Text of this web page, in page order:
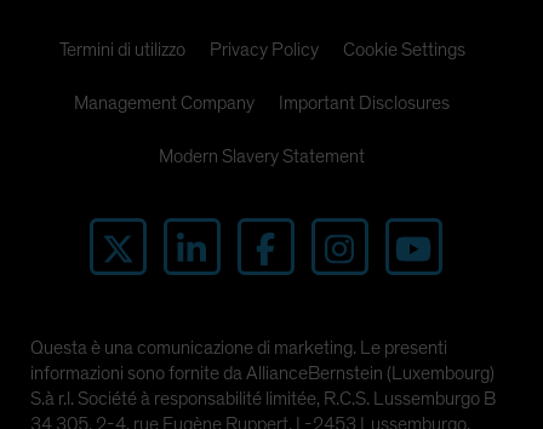
Termini di utilizzo Privacy Policy Cookie Settings
Management Company Important Disclosures
Modern Slavery Statement
Questa è una comunicazione di marketing. Le presenti
informazioni sono fornite da AllianceBernstein (Luxembourg)
S.à r.l. Société à responsabilité limitée, R.C.S. Lussemburgo B
34 305, 2-4, rue Eugène Ruppert, L-2453 Lussemburgo.